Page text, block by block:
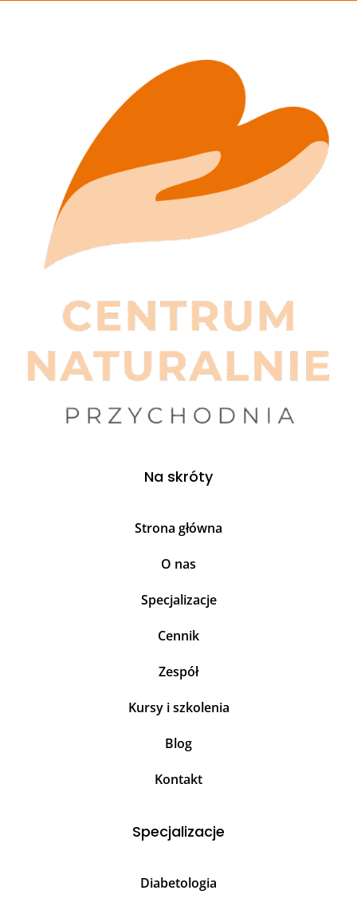
Na skróty
Strona główna
O nas
Specjalizacje
Cennik
Zespół
Kursy i szkolenia
Blog
Kontakt
Specjalizacje
Diabetologia